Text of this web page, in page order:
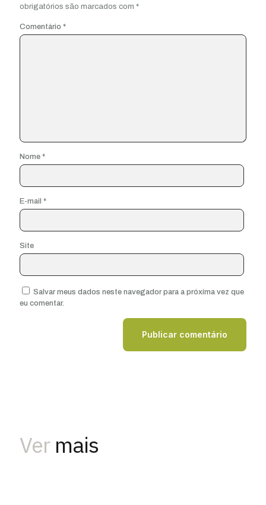
obrigatórios são marcados com *
Comentário *
Nome *
E-mail *
Site
Salvar meus dados neste navegador para a próxima vez que
eu comentar.
Ver mais